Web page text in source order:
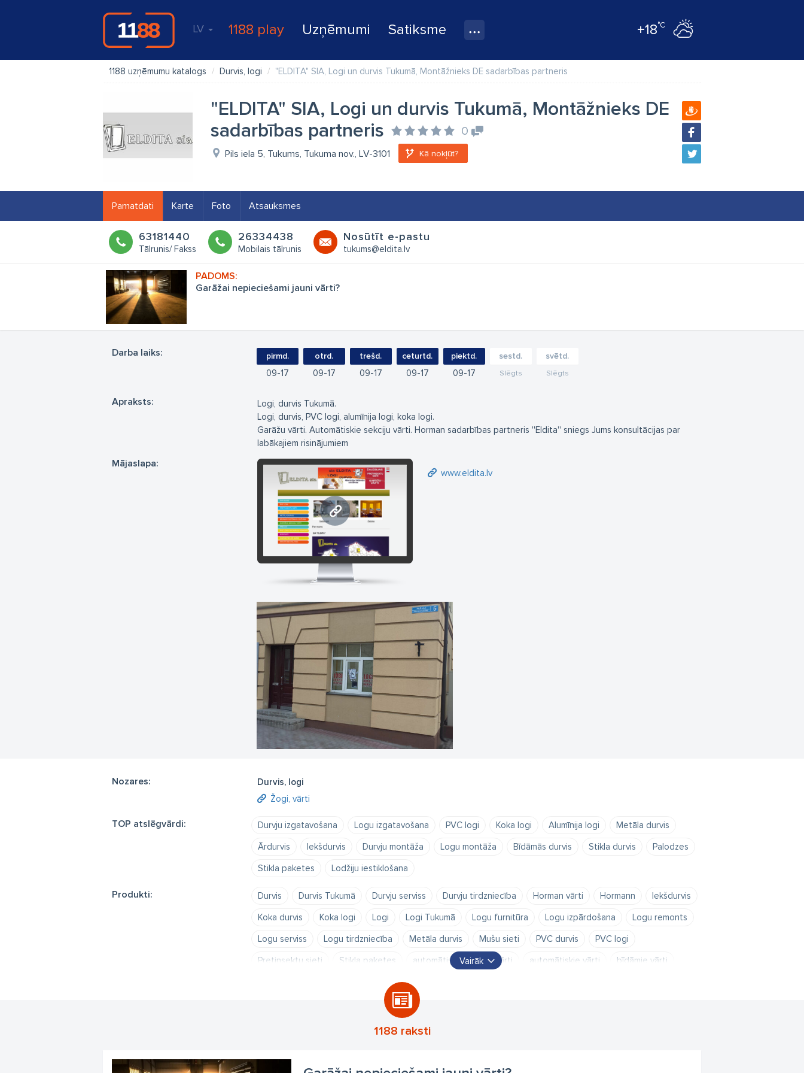
LV 1188 play Uzņēmumi Satiksme +18°C
1188 uzņēmumu katalogs Durvis, logi "ELDITA" SIA, Logi un durvis Tukumā, Montāžnieks DE sadarbības partneris
"ELDITA" SIA, Logi un durvis Tukumā, Montāžnieks DE
sadarbības partneris
0
Pils iela 5, Tukums, Tukuma nov., LV-3101 Kā nokļūt?
Pamatdati Karte Foto Atsauksmes
63181440
Tālrunis/ Fakss
26334438
Mobilais tālrunis
Nosūtīt e-pastu
tukums@eldita.lv
Garāžai nepieciešami jauni vārti?
Darba laiks: pirmd.
09 17
otrd.
09 17
trešd.
09 17
ceturtd.
09 17
piektd.
09 17
sestd.
Slēgts
svētd.
Slēgts
Apraksts:
Logi, durvis Tukumā.
Logi, durvis, PVC logi, alumīnija logi, koka logi.
Garāžu vārti. Automātiskie sekciju vārti. Horman sadarbības partneris ''Eldita'' sniegs Jums konsultācijas par
labākajiem risinājumiem
Mājaslapa:
www.eldita.lv
www.eldita.lv
Nozares:
Durvis, logi
Žogi, vārti
TOP atslēgvārdi: Durvju izgatavošana Logu izgatavošana PVC logi Koka logi Alumīnija logi
Metāla durvis
Ārdurvis
Iekšdurvis Durvju montāža Logu montāža Bīdāmās durvis Stikla durvis
Palodzes
Stikla paketes
Lodžiju iestiklošana
Produkti: Durvis Durvis Tukumā Durvju serviss Durvju tirdzniecība Horman vārti Hormann
Iekšdurvis
Koka durvis
Koka logi Logi Logi Tukumā Logu furnitūra Logu izpārdošana
Logu remonts
Logu serviss
Logu tirdzniecība Metāla durvis Mušu sieti PVC durvis
PVC logi
Pretinsektu sieti
Stikla paketes automātiskie sekciju vārti automātiskie vārti
bīdāmie vārti
durvju ražošana
iekšdurvis
Vairāk
1188 raksti